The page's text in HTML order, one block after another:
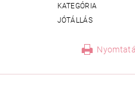
KATEGÓRIA
JÓTÁLLÁS